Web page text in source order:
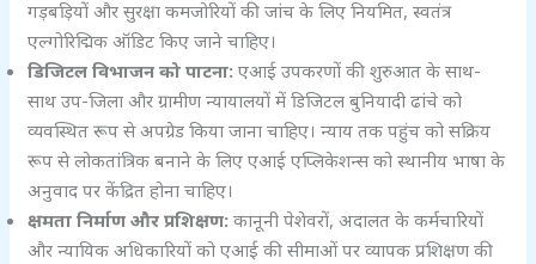
गड़बड़ियों और सुरक्षा कमजोरियों की जांच के लिए नियमित, स्वतंत्र
एल्गोरिद्मिक ऑडिट किए जाने चाहिए।
डिजिटल विभाजन को पाटना: एआई उपकरणों की शुरुआत के साथ-
साथ उप-जिला और ग्रामीण न्यायालयों में डिजिटल बुनियादी ढांचे को
व्यवस्थित रूप से अपग्रेड किया जाना चाहिए। न्याय तक पहुंच को सक्रिय
रूप से लोकतांत्रिक बनाने के लिए एआई एप्लिकेशन्स को स्थानीय भाषा के
अनुवाद पर केंद्रित होना चाहिए।
क्षमता निर्माण और प्रशिक्षण: कानूनी पेशेवरों, अदालत के कर्मचारियों
और न्यायिक अधिकारियों को एआई की सीमाओं पर व्यापक प्रशिक्षण की